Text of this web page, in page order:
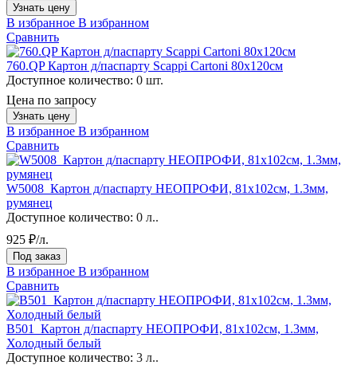
Узнать цену
В избранное В избранном
Сравнить
760.QP Картон д/паспарту Scappi Cartoni 80х120см
Доступное количество: 0 шт.
Цена по запросу
Узнать цену
В избранное В избранном
Сравнить
W5008_Картон д/паспарту НЕОПРОФИ, 81x102см, 1.3мм,
румянец
Доступное количество: 0 л..
925 ₽/л.
Под заказ
В избранное В избранном
Сравнить
B501_Картон д/паспарту НЕОПРОФИ, 81x102см, 1.3мм,
Холодный белый
Доступное количество: 3 л..